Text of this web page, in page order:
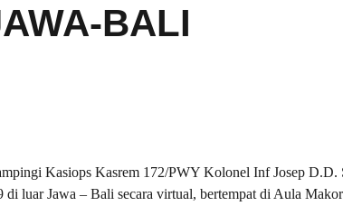
BALI
Kasiops Kasrem 172/PWY Kolonel Inf Josep D.D.
luar Jawa – Bali secara virtual, bertempat di Aula